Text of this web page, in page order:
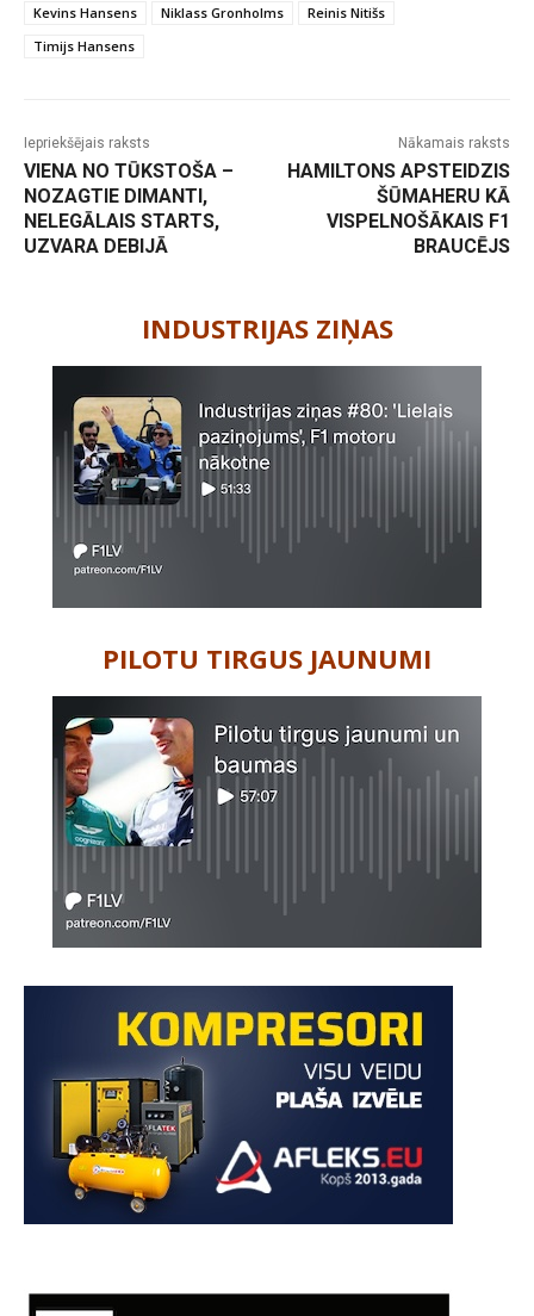
Kevins Hansens
Niklass Gronholms
Reinis Nitišs
Timijs Hansens
Iepriekšējais raksts
VIENA NO TŪKSTOŠA –
NOZAGTIE DIMANTI,
NELEGĀLAIS STARTS,
UZVARA DEBIJĀ
Nākamais raksts
HAMILTONS APSTEIDZIS
ŠŪMAHERU KĀ
VISPELNOŠĀKAIS F1
BRAUCĒJS
INDUSTRIJAS ZIŅAS
PILOTU TIRGUS JAUNUMI